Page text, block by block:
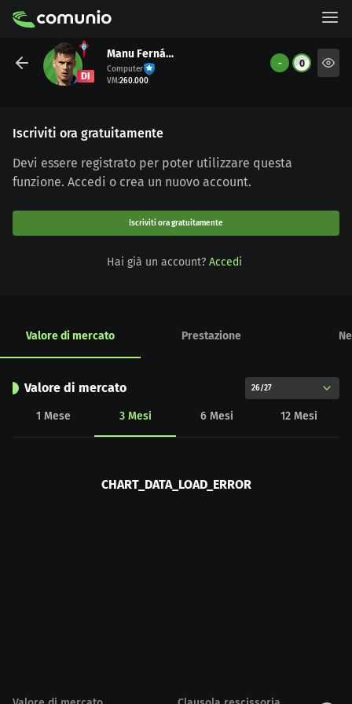
DI
Manu Fernández
Computer
VM:260.000
- 0
Iscriviti ora gratuitamente
Devi essere registrato per poter utilizzare questa
funzione. Accedi o crea un nuovo account.
Iscriviti ora gratuitamente
Hai già un account? Accedi
Valore di mercato Prestazione
Valore di mercato 26/27
1 Mese 3 Mesi 6 Mesi 12 Mesi
CHART_DATA_LOAD_ERROR